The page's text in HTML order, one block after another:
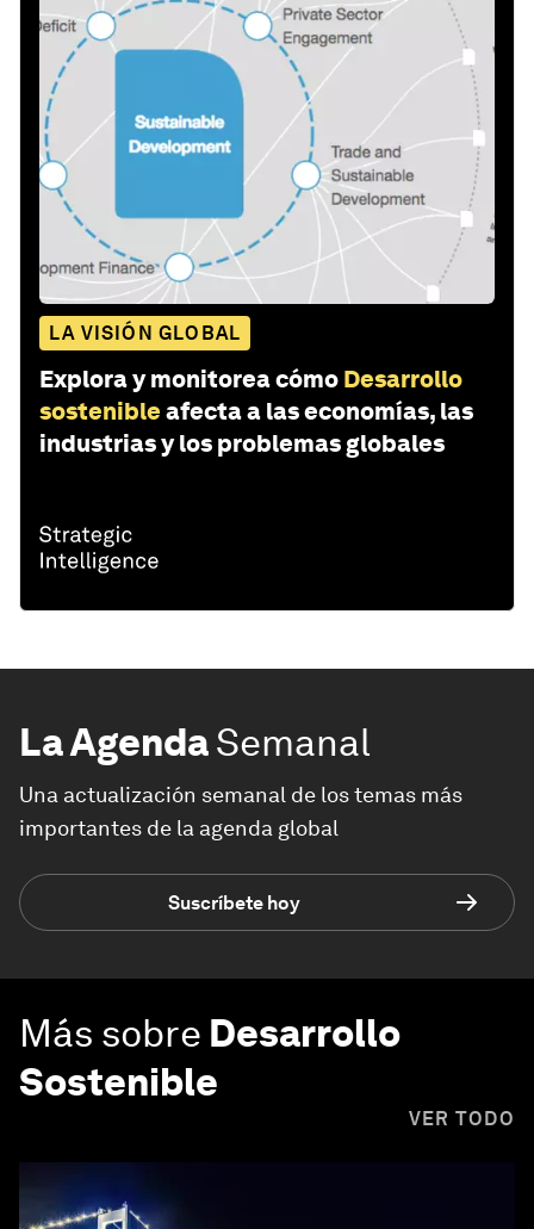
LA VISIÓN GLOBAL
Explora y monitorea cómo Desarrollo
sostenible afecta a las economías, las
industrias y los problemas globales
La AgendaSemanal
Una actualización semanal de los temas más
importantes de la agenda global
Suscríbete hoy
Más sobre Desarrollo
Sostenible
VER TODO